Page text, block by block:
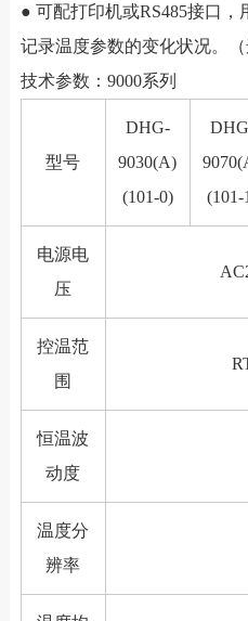
● 可配打印机或RS485接口
记录温度参数的变化状况。（
技术参数：9000系列
型号
DHG-
9030(A)
(101-0)
(101-
电源电
压
控温范
围
恒温波
动度
温度分
辨率